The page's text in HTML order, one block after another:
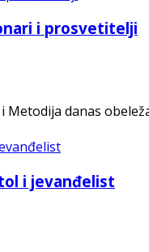
i prosvetitelji
danas
i jevanđelist